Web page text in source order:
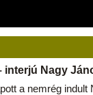
interjú Nagy
a nemrég indult